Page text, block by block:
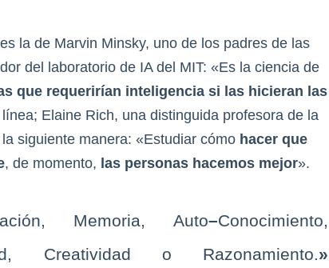
la de Marvin Minsky, uno de los padres de las
del laboratorio de IA del MIT: «Es la ciencia de
que requerirían inteligencia si las hicieran las
Elaine Rich, una distinguida profesora de la
siguiente manera: «Estudiar cómo hacer que
, de momento, las personas hacemos mejor».
Memoria, Auto–Conocimiento,
Creatividad o Razonamiento.»